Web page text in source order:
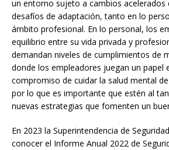
un entorno sujeto a cambios acelerados
desafíos de adaptación, tanto en lo
ámbito profesional. En lo personal, los
equilibrio entre su vida privada y
demandan niveles de cumplimientos de
donde los empleadores juegan un papel
compromiso de cuidar la salud mental
por lo que es importante que estén al
nuevas estrategias que fomenten un
En 2023 la Superintendencia de
conocer el Informe Anual 2022 de